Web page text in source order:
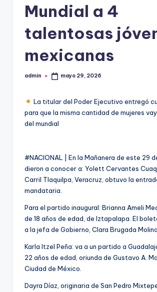
Mundial a 4
talentosas
mexicanas
Publicado
admin mayo 29, 2026
La titular del Poder Ejecutivo entregó
para que la misma cantidad de mujeres
del mundial
#NACIONAL | En la Mañanera de este 29
dieron a conocer a: Yolett Cervantes
Carril Tlaquilpa, Veracruz, obtuvo la
mandataria.
Para el partido inaugural: Brianna Ameli
de 18 años de edad, de Iztapalapa. El
a la jefa de Gobierno, Clara Brugada Molina.
Karla Itzel Peña: va a un partido a
22 años de edad, oriunda de Gustavo A.
Ciudad de México.
Dayra Díaz, originaria de San Pedro